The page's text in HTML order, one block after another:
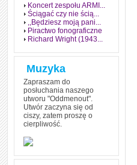
Koncert zespołu ARMI...
Ściągać czy nie ścią...
,,Będziesz moją pani...
Piractwo fonograficzne
Richard Wright (1943...
Muzyka
Zapraszam do
posłuchania naszego
utworu "Oddmenout".
Utwór zaczyna się od
ciszy, zatem proszę o
cierpliwość.
Jak stworzyć fenomen
egzamin? Poznaj metody